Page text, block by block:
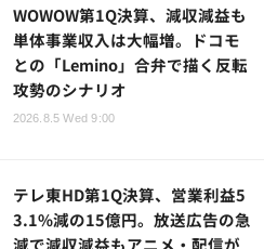
WOWOW第1Q決算、減収減益も
単体事業収入は大幅増。ドコモ
との「Lemino」合弁で描く反転
攻勢のシナリオ
2026.8.5 Wed 9:00
テレ東HD第1Q決算、営業利益5
3.1%減の15億円。放送広告の急
減で減収減益もアニメ・配信が